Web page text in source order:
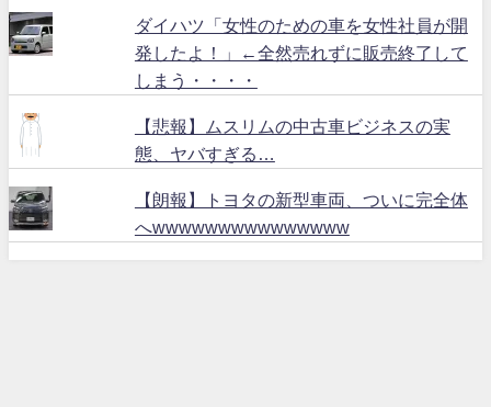
ダイハツ「女性のための車を女性社員が開
発したよ！」←全然売れずに販売終了して
しまう・・・・
【悲報】ムスリムの中古車ビジネスの実
態、ヤバすぎる…
【朗報】トヨタの新型車両、ついに完全体
へwwwwwwwwwwwwwww